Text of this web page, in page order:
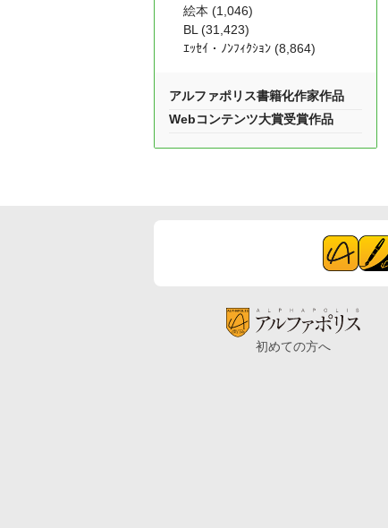
絵本 (1,046)
BL (31,423)
ｴｯｾｲ・ﾉﾝﾌｨｸｼｮﾝ (8,864)
アルファポリス書籍化作家作品
Webコンテンツ大賞受賞作品
初めての方へ